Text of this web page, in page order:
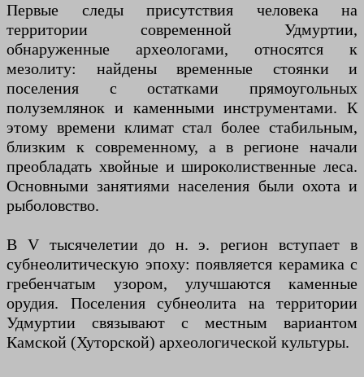
Первые следы присутствия человека на
территории современной Удмуртии,
обнаруженные археологами, относятся к
мезолиту: найдены временные стоянки и
поселения с остатками прямоугольных
полуземлянок и каменными инструментами. К
этому времени климат стал более стабильным,
близким к современному, а в регионе начали
преобладать хвойные и широколиственные леса.
Основными занятиями населения были охота и
рыболовство.
В V тысячелетии до н. э. регион вступает в
субнеолитическую эпоху: появляется керамика с
гребенчатым узором, улучшаются каменные
орудия. Поселения субнеолита на территории
Удмуртии связывают с местным вариантом
Камской (Хуторской) археологической культуры.